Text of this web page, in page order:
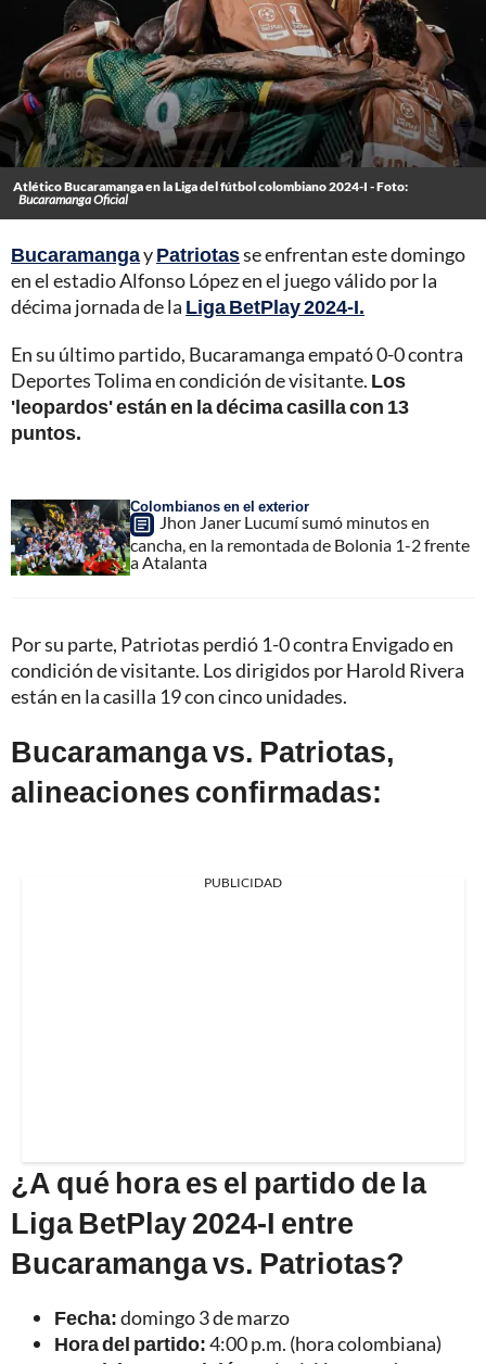
Atlético Bucaramanga en la Liga del fútbol colombiano 2024-I - Foto:
Bucaramanga Oficial
BucaramangayPatriotasse enfrentan este domingo
en el estadio Alfonso López en el juego válido por la
décima jornada de la Liga BetPlay 2024-I.
En su último partido, Bucaramanga empató 0-0 contra
Deportes Tolima en condición de visitante. Los
'leopardos' están en la décima casilla con 13
puntos.
Colombianos en el exterior
Jhon Janer Lucumí sumó minutos en
cancha, en la remontada de Bolonia 1-2 frente
a Atalanta
Por su parte, Patriotas perdió 1-0 contra Envigado en
condición de visitante. Los dirigidos por Harold Rivera
están en la casilla 19 con cinco unidades.
Bucaramanga vs. Patriotas,
alineaciones confirmadas:
PUBLICIDAD
¿A qué hora es el partido de la
Liga BetPlay 2024-I entre
Bucaramanga vs. Patriotas?
Fecha:domingo 3 de marzo
Hora del partido:4:00 p.m. (hora colombiana)